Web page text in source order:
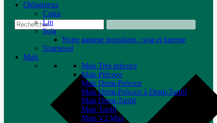
Oléagineux
Colza
Lin
Soja
Notre gamme inoculants : soja et luzerne
Tournesol
Maïs
Maïs Très précoce
Maïs Précoce
Maïs Demi-Précoce
Maïs Demi-Précoce à Demi-Tardif
Maïs Demi-Tardif
Maïs Tardif
Maïs V2 Max